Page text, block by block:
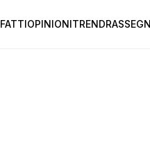
FATTIOPINIONITREND